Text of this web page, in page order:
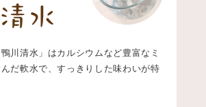
川清水」はカルシウムなど豊富なミ
だ軟水で、すっきりした味わいが特